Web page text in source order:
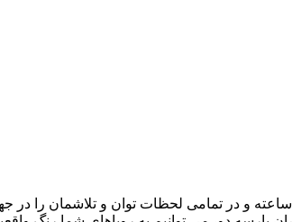
هدف ما، تبدیل میزبانی وب به یک تجربه لذتبخش برای شما است. به صورت ۲۴